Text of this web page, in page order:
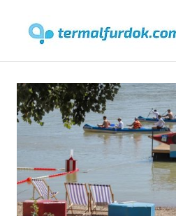
content